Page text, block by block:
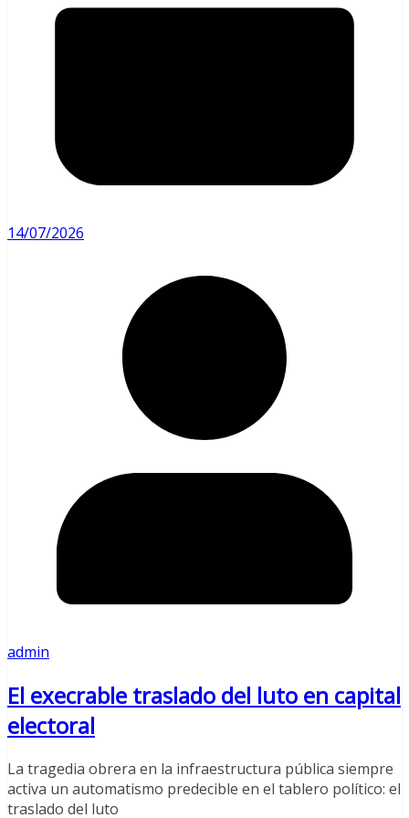
14/07/2026
admin
El execrable traslado del luto en capital
electoral
La tragedia obrera en la infraestructura pública siempre
activa un automatismo predecible en el tablero político: el
traslado del luto